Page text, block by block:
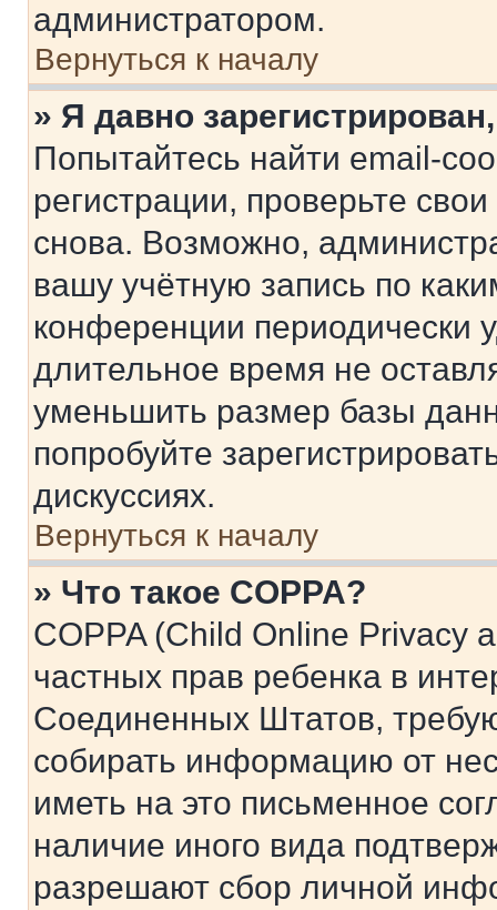
администратором.
Вернуться к началу
» Я давно
Попытайтесь найти email-
регистрации, проверьте
снова. Возможно,
вашу учётную запись по
конференции периодически
длительное время не
уменьшить размер базы
попробуйте
дискуссиях.
Вернуться к началу
» Что такое COPPA?
COPPA (Child Online Privacy
частных прав ребенка в
Соединенных Штатов,
собирать информацию от
иметь на это письменное
наличие иного вида
разрешают сбор личной